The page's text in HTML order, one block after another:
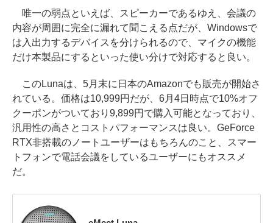
唯一の弱点といえば、スピーカーであるゆえ、会議の
内容が周囲に完全に漏れて聞こえる点だが、Windowsで
は入出力するデバイスを分けられるので、マイクの機能
だけ本製品にするといった使い分けで対応すると良い。
このLunaは、5月末に日本のAmazonでも販売が開始さ
れている。価格は10,999円だが、6月4日時点で10%オフ
クーポンがついており9,899円で購入可能となっており、
汎用性の高さとコストパフォーマンスは良い。GeForce
RTX非搭載のノートユーザーはもちろんのこと、スマー
トフォンで電話会議をしているユーザーにもオススメ
だ。